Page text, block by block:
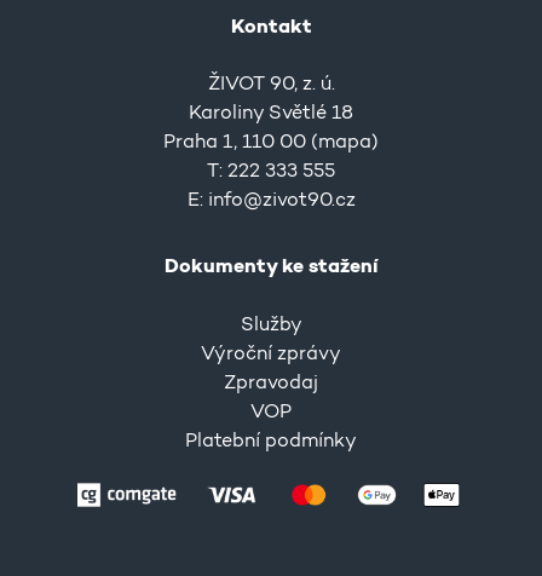
Kontakt
ŽIVOT 90, z. ú.
Karoliny Světlé 18
Praha 1, 110 00 (mapa)
T: 222 333 555
E: info@zivot90.cz
Dokumenty ke stažení
Služby
Výroční zprávy
Zpravodaj
VOP
Platební podmínky